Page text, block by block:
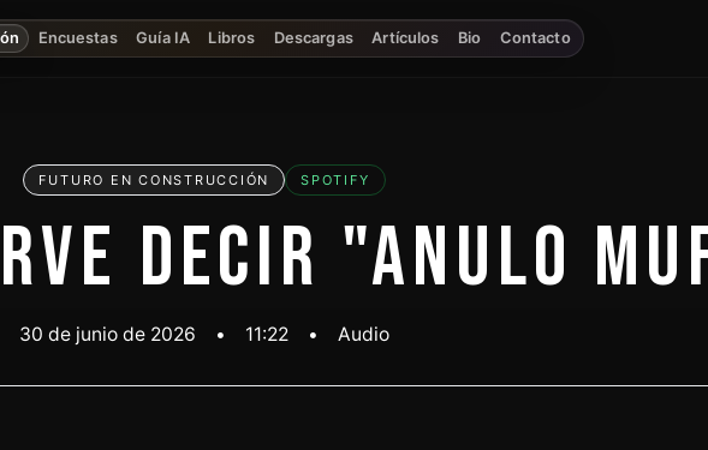
Encuestas Guía IA Libros Descargas Artículos Bio Contacto
FUTURO EN CONSTRUCCIÓN SPOTIFY
DECIR "ANULO
30 de junio de 2026 • 11:22 • Audio